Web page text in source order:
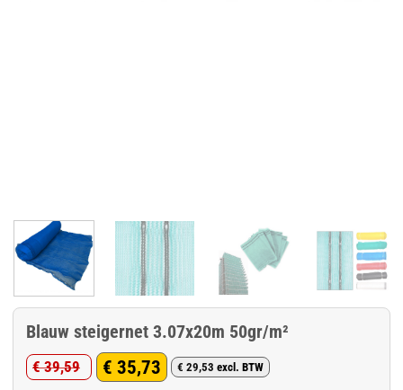
Blauw steigernet 3.07x20m 50gr/m²
€39,59
Oorspronkelijke
€ 35,73
Huidige
€ 29,53 excl. BTW